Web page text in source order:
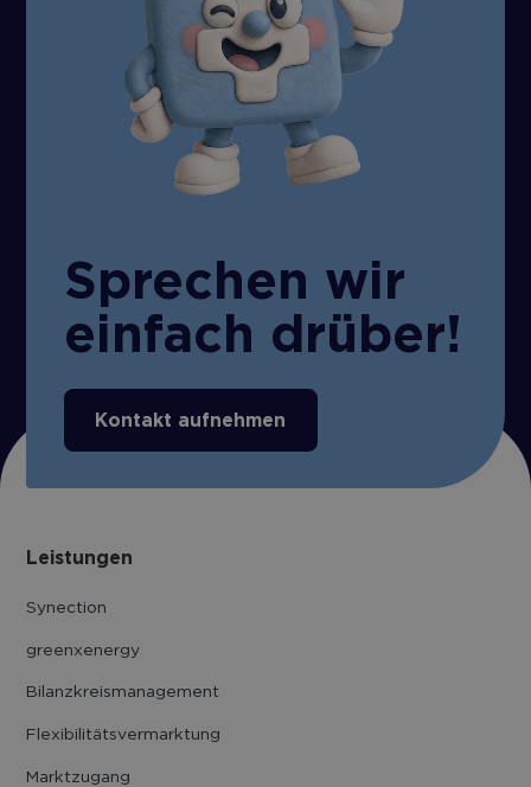
Sprechen wir
einfach drüber!
Kontakt aufnehmen
Leistungen
Synection
greenxenergy
Bilanzkreis­management
Flexibilitäts­vermarktung
Marktzugang